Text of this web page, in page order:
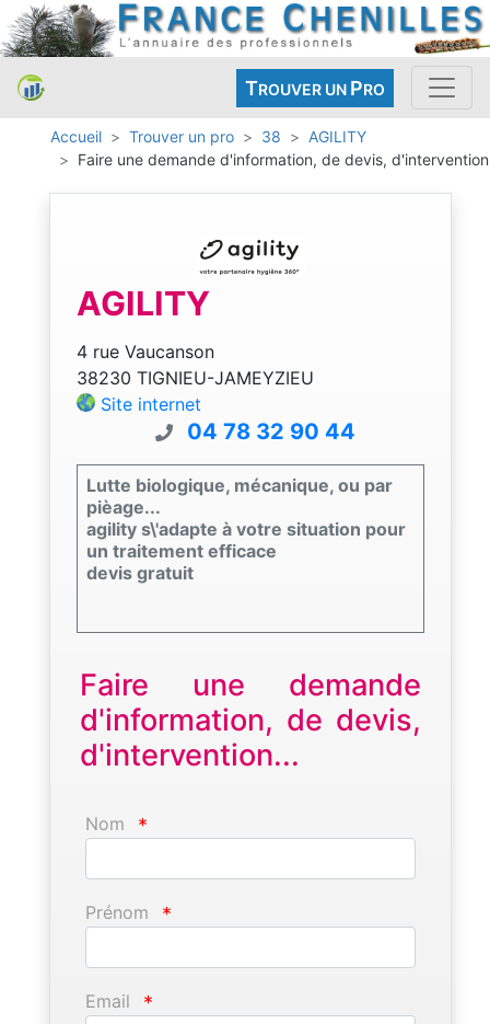
TROUVER UN PRO
Accueil Trouver un pro 38
AGILITY
Faire une demande d'information, de devis, d'intervention
AGILITY
4 rue Vaucanson
38230 TIGNIEU-JAMEYZIEU
Site internet
04 78 32 90 44
Lutte biologique, mécanique, ou par
pièage...
agility s\'adapte à votre situation pour
un traitement efficace
devis gratuit
Faire une demande
d'information, de devis,
d'intervention...
Nom *
Prénom *
Email *